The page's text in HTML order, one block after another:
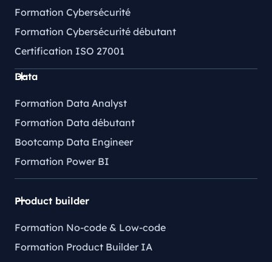
Formation Cybersécurité
Formation Cybersécurité débutant
Certification ISO 27001
Data
Formation Data Analyst
Formation Data débutant
Bootcamp Data Engineer
Formation Power BI
Product builder
Formation No-code & Low-code
Formation Product Builder IA